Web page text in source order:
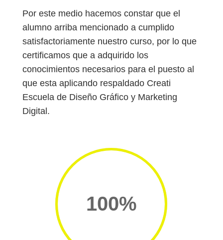
Por este medio hacemos constar que el
alumno arriba mencionado a cumplido
satisfactoriamente nuestro curso, por lo que
certificamos que a adquirido los
conocimientos necesarios para el puesto al
que esta aplicando respaldado Creati
Escuela de Diseño Gráfico y Marketing
Digital.
100%